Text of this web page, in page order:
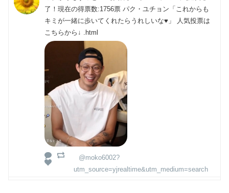
了！現在の得票数:1756票 パク・ユチョン「これからも
キミが一緒に歩いてくれたらうれしいな♥️」 人気投票は
こちらから↓ .html
@moko6002?
utm_source=yjrealtime&utm_medium=search